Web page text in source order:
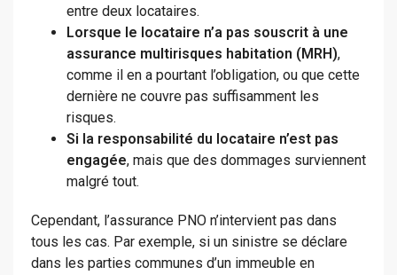
entre deux locataires.
Lorsque le locataire n’a pas souscrit à une
assurance multirisques habitation (MRH),
comme il en a pourtant l’obligation, ou que cette
dernière ne couvre pas suffisamment les
risques.
Si la responsabilité du locataire n’est pas
engagée, mais que des dommages surviennent
malgré tout.
Cependant, l’assurance PNO n’intervient pas dans
tous les cas. Par exemple, si un sinistre se déclare
dans les parties communes d’un immeuble en